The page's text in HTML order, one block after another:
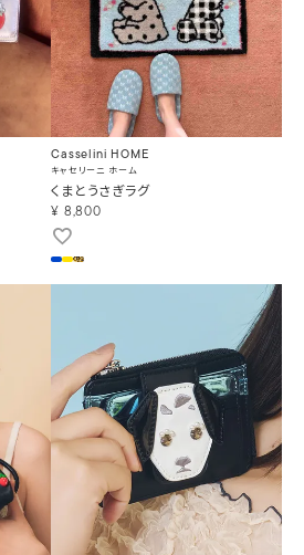
Casselini HOME
キャセリーニ ホーム
くまとうさぎラグ
¥ 8,800